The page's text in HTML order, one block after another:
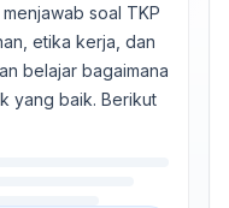
soal TKP
etika kerja, dan
belajar bagaimana
yang baik. Berikut